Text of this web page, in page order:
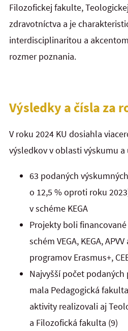
Filozofickej fakulte,
zdravotníctva a je
interdisciplinaritou a
rozmer poznania.
Výsledky a čísla za
V roku 2024 KU dosiahla
výsledkov v oblasti výskumu a
63 podaných
o 12,5 % oproti roku
v schéme KEGA
Projekty boli
schém VEGA, KEGA,
programov Erasmus+,
Najvyšší počet
mala Pedagogická
aktivity realizovali aj
a Filozofická fakulta (9)